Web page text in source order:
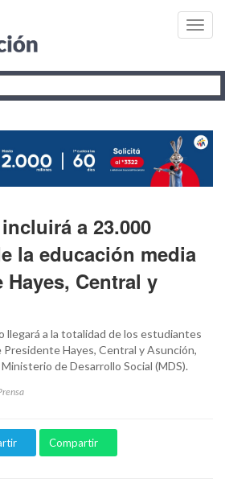
a 23.000
la educación media
Central y
llegará a la totalidad de los estudiantes
Presidente Hayes, Central y Asunción,
de Desarrollo Social (MDS).
Compartir